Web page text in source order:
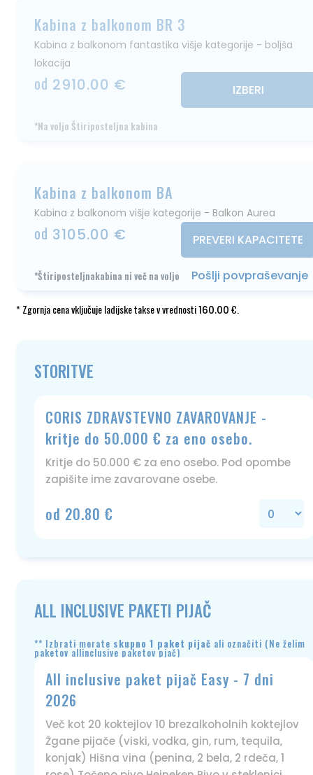
Kabina z balkonom BR 3
Kabina z balkonom fantastika višje kategorije - boljša
lokacija
od 2910.00 € IZBERI
*Na voljo Štiriposteljna kabina
Pošlji povpraševanje
Kabina z balkonom BA
Kabina z balkonom višje kategorije - Balkon Aurea
od 3105.00 € PREVERI KAPACITETE
*Štiriposteljnakabina ni več na voljo
* Zgornja cena vključuje ladijske takse v vrednosti160.00 €.
STORITVE
CORIS ZDRAVSTEVNO ZAVAROVANJE -
kritje do 50.000 € za eno osebo.
Kritje do 50.000 € za eno osebo. Pod opombe
zapišite ime zavarovane osebe.
od 20.80 €
ALL INCLUSIVE PAKETI PIJAČ
** Izbrati morate skupno 1 paket pijač ali označiti (Ne želim
paketov allinclusive paketov pjač)
All inclusive paket pijač Easy - 7 dni
2026
Več kot 20 koktejlov 10 brezalkoholnih koktejlov
Žgane pijače (viski, vodka, gin, rum, tequila,
konjak) Hišna vina (penina, 2 bela, 2 rdeča, 1